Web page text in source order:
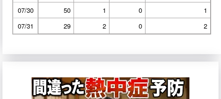
07/30
50 1 0
1
07/31
29 2 0 2